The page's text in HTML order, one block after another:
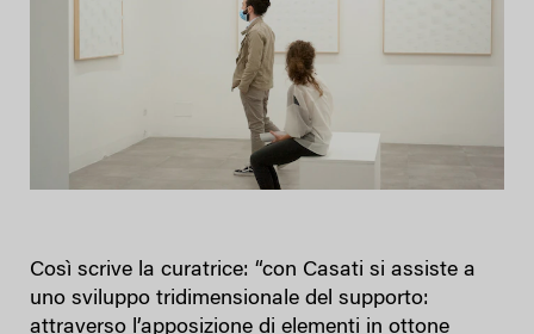
Così scrive la curatrice: “con Casati si assiste a
uno sviluppo tridimensionale del supporto:
attraverso l’apposizione di elementi in ottone